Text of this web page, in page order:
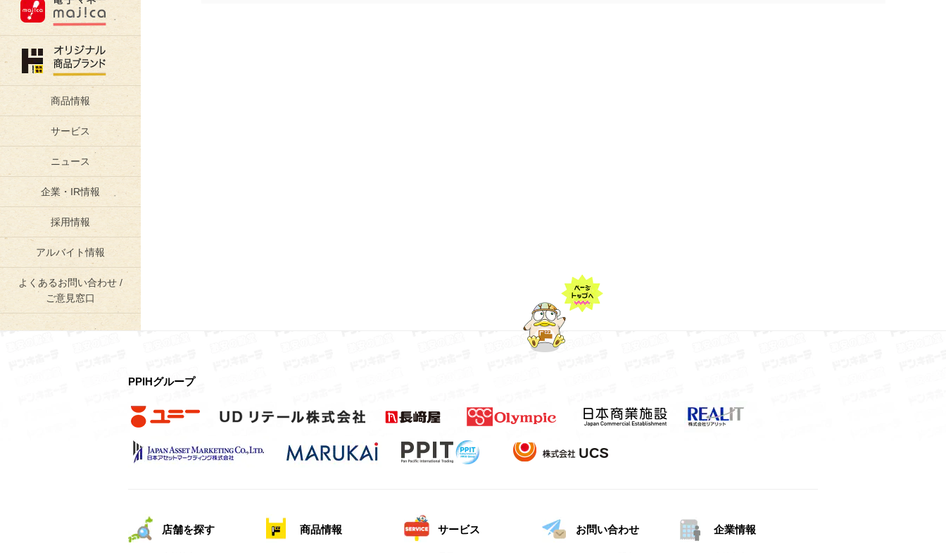
商品情報
サービス
ニュース
企業・IR情報
採用情報
アルバイト情報
よくあるお問い合わせ /
ご意見窓口
PPIHグループ
店舗を探す 商品情報 サービス お問い合わせ 企業情報